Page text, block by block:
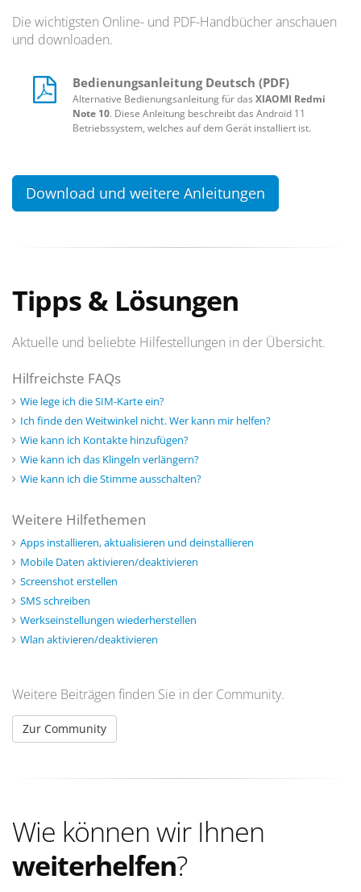
Die wichtigsten Online- und PDF-Handbücher anschauen
und downloaden.
Bedienungsanleitung Deutsch (PDF)
Alternative Bedienungsanleitung für das XIAOMI Redmi
Note 10. Diese Anleitung beschreibt das Android 11
Betriebssystem, welches auf dem Gerät installiert ist.
Download und weitere Anleitungen
Tipps & Lösungen
Aktuelle und beliebte Hilfestellungen in der Übersicht.
Hilfreichste FAQs
Wie lege ich die SIM-Karte ein?
Ich finde den Weitwinkel nicht. Wer kann mir helfen?
Wie kann ich Kontakte hinzufügen?
Wie kann ich das Klingeln verlängern?
Wie kann ich die Stimme ausschalten?
Weitere Hilfethemen
Apps installieren, aktualisieren und deinstallieren
Mobile Daten aktivieren/deaktivieren
Screenshot erstellen
SMS schreiben
Werkseinstellungen wiederherstellen
Wlan aktivieren/deaktivieren
Weitere Beiträgen finden Sie in der Community.
Zur Community
Wie können wir Ihnen
weiterhelfen?